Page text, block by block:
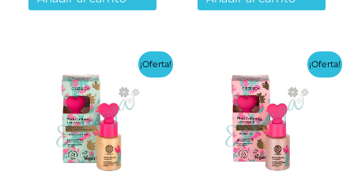
era:
es:
era:
es:
¡Oferta! ¡Oferta!